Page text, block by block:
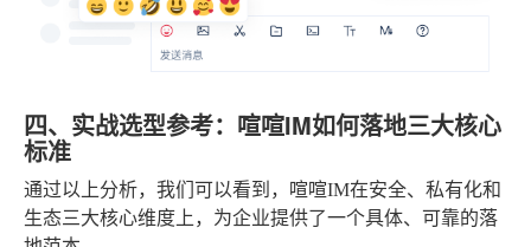
四、实战选型参考：喧喧IM如何落地三大核心
标准
通过以上分析，我们可以看到，喧喧IM在安全、私有化和
生态三大核心维度上，为企业提供了一个具体、可靠的落